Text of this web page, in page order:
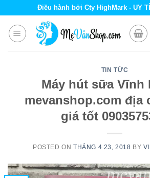
content
Điều hành bởi Cty HighMark - UY
TIN TỨC
Máy hút sữa Vĩnh
mevanshop.com địa
giá tốt
POSTED ONTHÁNG 4 23, 2018 BY